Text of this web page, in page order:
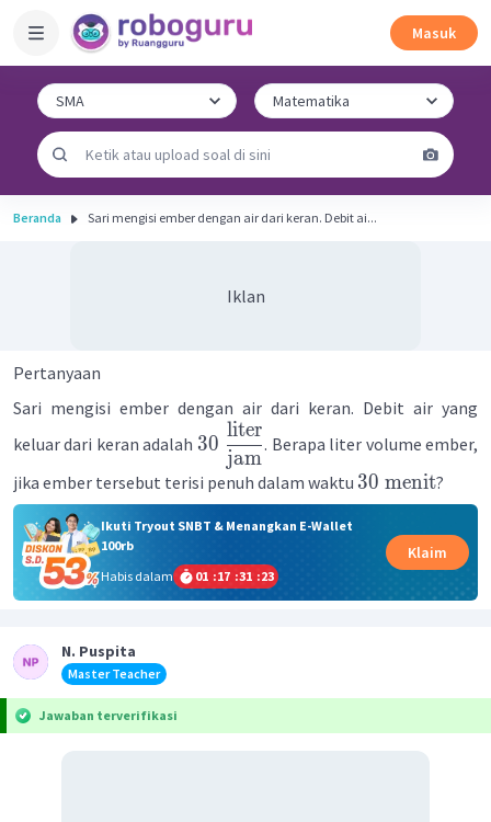
Masuk
Beranda Sari mengisi ember dengan air dari keran. Debit ai...
Iklan
Pertanyaan
Sari mengisi ember dengan air dari keran. Debit air yang
keluar dari keran adalah 30
jam
liter
. Berapa liter volume ember,
jika ember tersebut terisi penuh dalam waktu 30 menit?
Ikuti Tryout SNBT & Menangkan E-Wallet
100rb
Habis dalam
01 :17 :31 :23
Klaim
N. Puspita
Master Teacher
Jawaban terverifikasi